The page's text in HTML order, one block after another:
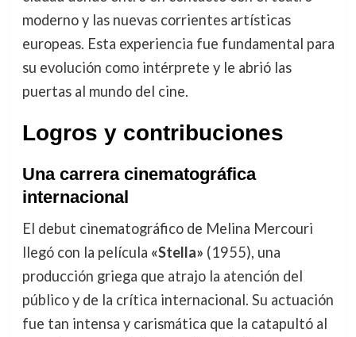
moderno y las nuevas corrientes artísticas
europeas. Esta experiencia fue fundamental para
su evolución como intérprete y le abrió las
puertas al mundo del cine.
Logros y contribuciones
Una carrera cinematográfica
internacional
El debut cinematográfico de Melina Mercouri
llegó con la película «Stella» (1955), una
producción griega que atrajo la atención del
público y de la crítica internacional. Su actuación
fue tan intensa y carismática que la catapultó al